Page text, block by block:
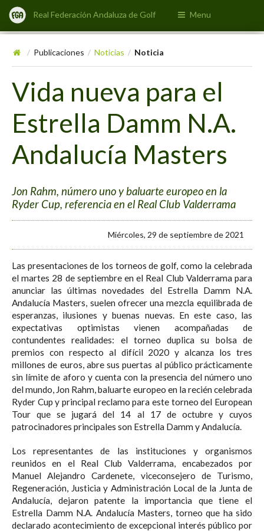
Real Federación Andaluza de Golf Menu
/ Publicaciones / Noticias / Noticia
Vida nueva para el
Estrella Damm N.A.
Andalucía Masters
Jon Rahm, número uno y baluarte europeo en la
Ryder Cup, referencia en el Real Club Valderrama
Miércoles, 29 de septiembre de 2021
Las presentaciones de los torneos de golf, como la celebrada
el martes 28 de septiembre en el Real Club Valderrama para
anunciar las últimas novedades del Estrella Damm N.A.
Andalucía Masters, suelen ofrecer una mezcla equilibrada de
esperanzas, ilusiones y buenas nuevas. En este caso, las
expectativas optimistas vienen acompañadas de
contundentes realidades: el torneo duplica su bolsa de
premios con respecto al difícil 2020 y alcanza los tres
millones de euros, abre sus puertas al público prácticamente
sin límite de aforo y cuenta con la presencia del número uno
del mundo, Jon Rahm, baluarte europeo en la recién celebrada
Ryder Cup y principal reclamo para este torneo del European
Tour que se jugará del 14 al 17 de octubre y cuyos
patrocinadores principales son Estrella Damm y Andalucía.⁣
Los representantes de las instituciones y organismos
reunidos en el Real Club Valderrama, encabezados por
Manuel Alejandro Cardenete, viceconsejero de Turismo,
Regeneración, Justicia y Administración Local de la Junta de
Andalucía, dejaron patente la importancia que tiene el
Estrella Damm N.A. Andalucía Masters, torneo que ha sido
declarado acontecimiento de excepcional interés público por